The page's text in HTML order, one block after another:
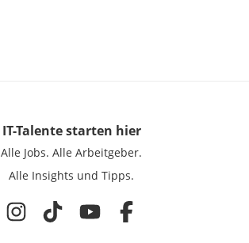
IT-Talentestarten hier
Alle Jobs. Alle Arbeitgeber.
Alle Insights und Tipps.